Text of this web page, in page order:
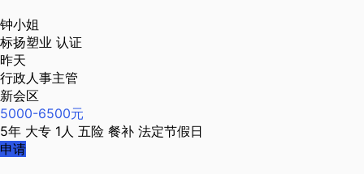
钟小姐
标扬塑业 认证
昨天
行政人事主管
新会区
5000-6500元
5年 大专 1人 五险 餐补 法定节假日
申请